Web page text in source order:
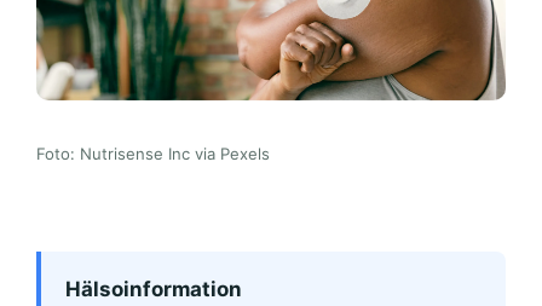
Foto: Nutrisense Inc via Pexels
Hälsoinformation